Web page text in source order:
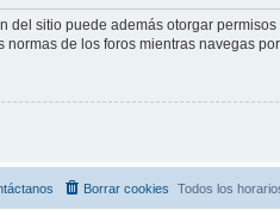
del sitio puede además otorgar
de los foros mientras navegas
Todos los
Borrar cookies